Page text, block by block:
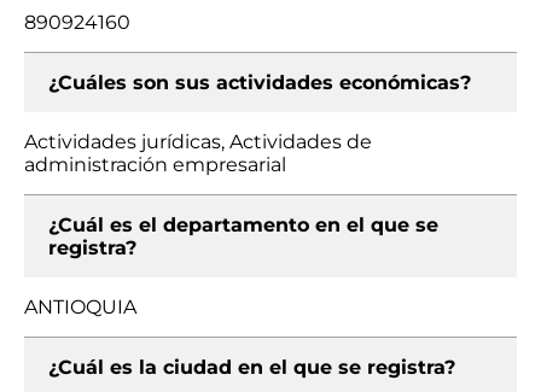
890924160
¿Cuáles son sus actividades económicas?
Actividades jurídicas, Actividades de
administración empresarial
¿Cuál es el departamento en el que se
registra?
ANTIOQUIA
¿Cuál es la ciudad en el que se registra?